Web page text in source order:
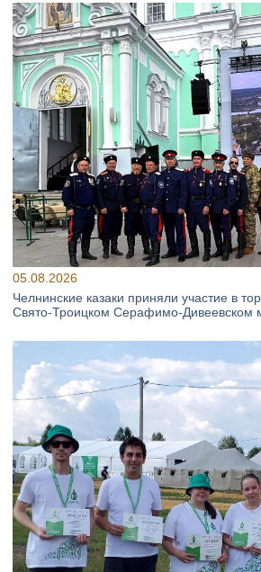
05.08.2026
Челнинские казаки приняли участие в
Свято‑Троицком Серафимо‑Дивеевском